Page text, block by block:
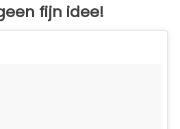
fijn idee!